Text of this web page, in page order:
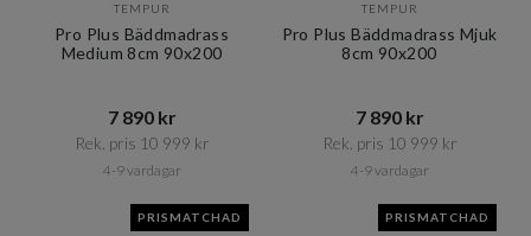
TEMPUR
Pro Plus Bäddmadrass
Medium 8cm 90x200
7 890 kr​​
Rek. pris 10 999 kr​​
4-9 vardagar
TEMPUR
Pro Plus Bäddmadrass Mjuk
8cm 90x200
7 890 kr​​
Rek. pris 10 999 kr​​
4-9 vardagar
PRISMATCHAD PRISMATCHAD